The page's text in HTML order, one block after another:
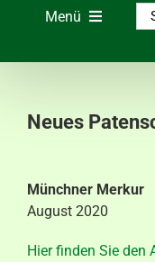
Menü
Helfen & Spenden
Der Verein
Neues
Münchner Merkur
August 2020
Hier finden Sie den